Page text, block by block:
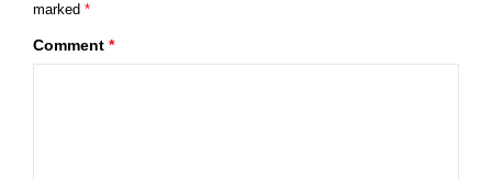
marked *
Comment *